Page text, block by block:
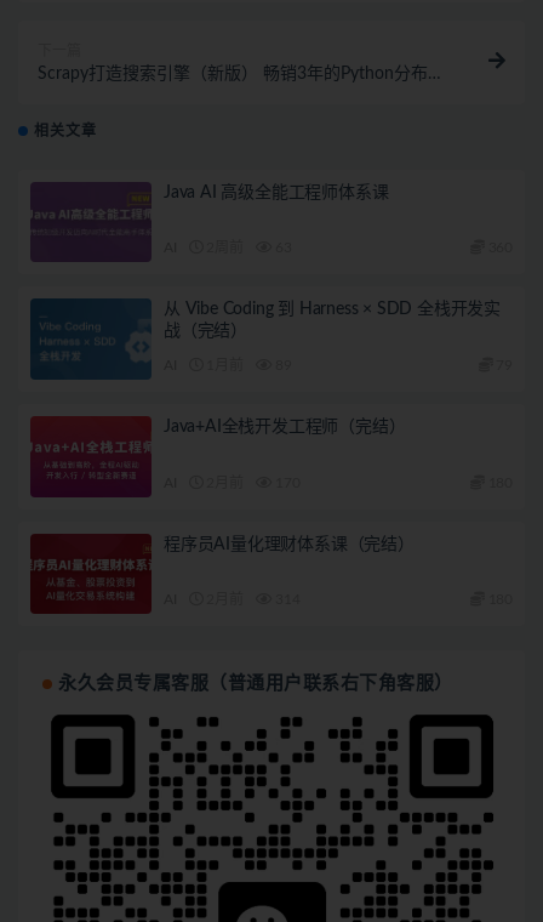
Scrapy打造搜索引擎（新版） 畅销3年的Python分布式
相关文章
Java AI 高级全能工程师体系课
从 Vibe Coding 到 Harness × SDD 全栈开发实
战（完结）
Java+AI全栈开发工程师（完结）
程序员AI量化理财体系课（完结）
永久会员专属客服（普通用户联系右下角客服）